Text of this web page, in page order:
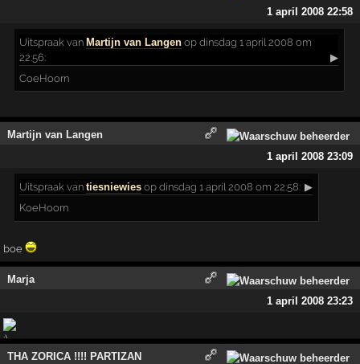
1 april 2008 22:58
Uitspraak vanMartijn van Langen op dinsdag 1 april 2008 om
22:56:
▶
CoeHoorn
Martijn van Langen
1 april 2008 23:09
Uitspraak vantiesniewies op dinsdag 1 april 2008 om 22:58: ▶
KoeHoorn
boe
Marja
1 april 2008 23:23
THA ZORICA !!!! PARTIZAN